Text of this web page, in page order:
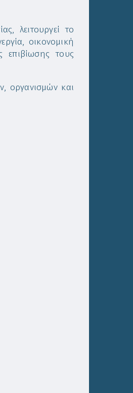
λειτουργεί το
οικονομική
επιβίωσης τους
οργανισμών και